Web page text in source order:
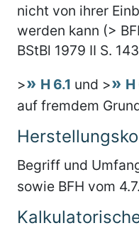
nicht von ihrer
werden kann (>
BStBl 1979 II S.
>
H 6.1 und > H
auf fremdem
Begriff und
sowie BFH vom